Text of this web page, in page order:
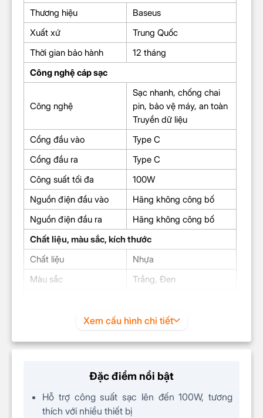
Thương hiệu
Baseus
Xuất xứ
Trung Quốc
Thời gian bảo hành
12 tháng
Công nghệ cáp sạc
Công nghệ
Sạc nhanh, chống chai
pin, bảo vệ máy, an toàn
Truyền dữ liệu
Cổng đầu vào
Type C
Cổng đầu ra
Type C
Công suất tối đa
100W
Nguồn điện đầu vào
Hãng không công bố
Nguồn điện đầu ra
Hãng không công bố
Chất liệu, màu sắc, kích thước
Chất liệu
Nhựa
Màu sắc
Trắng, Đen
Bộ sản phẩm gồm
Cáp sạc Type-C to Type-C 100W Baseus
Xem cấu hình chi tiết
Đặc điểm nổi bật
Hỗ trợ công suất sạc lên đến 100W, tương
thích với nhiều thiết bị